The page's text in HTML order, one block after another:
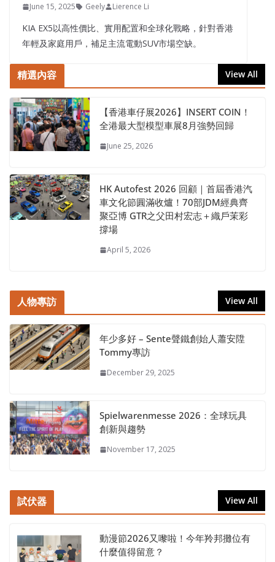
June 15, 2025 Geely Lierence Li
KIA EX5以高性價比、實用配置和全球化戰略，針對香港
年輕及家庭用戶，補足主流電動SUV市場空缺。
精選內容 View All
【香港車仔展2026】INSERT COIN！
全港最大型模型車展8月強勢回歸
June 25, 2026
HK Autofest 2026 回顧｜首屆香港汽
車文化節圓滿收爐！70部JDM經典齊
聚亞博 GTR之父田村宏志＋織戶茉彩
撐場
April 5, 2026
人物專訪 View All
年少多好 – Sente聲鐵創始人蕭安陞
Tommy專訪
December 29, 2025
Spielwarenmesse 2026：全球玩具
創新與趨勢
November 17, 2025
試伏器 View All
動漫節2026又嚟啦！今年羚邦攤位有
什麼值得留意？